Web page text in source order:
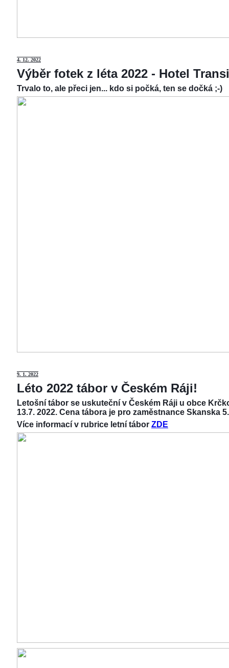
4. 12. 2022
Výběr fotek z léta 2022 - Hotel
Trvalo to, ale přeci jen... kdo si počká, ten se dočká ;-)
9. 1. 2022
Léto 2022 tábor v Českém Ráji!
Letošní tábor se uskuteční v Českém Ráji u obce
13.7. 2022. Cena tábora je pro zaměstnance Skanska
Více informací v rubrice letní tábor ZDE